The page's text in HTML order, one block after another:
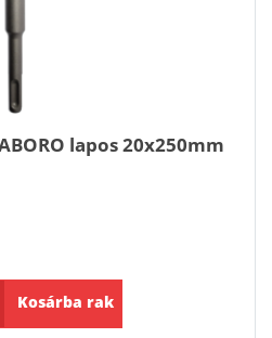
lapos 20x250mm
Kosárba rak